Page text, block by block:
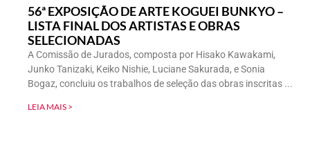
56ª EXPOSIÇÃO DE ARTE KOGUEI BUNKYO –
LISTA FINAL DOS ARTISTAS E OBRAS
SELECIONADAS
A Comissão de Jurados, composta por Hisako Kawakami,
Junko Tanizaki, Keiko Nishie, Luciane Sakurada, e Sonia
Bogaz, concluiu os trabalhos de seleção das obras inscritas
LEIA MAIS >